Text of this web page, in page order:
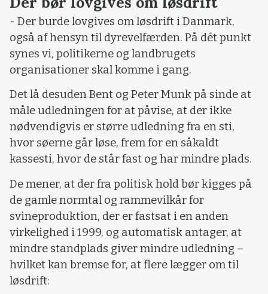
- Der burde lovgives om løsdrift i Danmark,
også af hensyn til dyrevelfærden. På dét punkt
synes vi, politikerne og landbrugets
organisationer skal komme i gang.
Det lå desuden Bent og Peter Munk på sinde at
måle udledningen for at påvise, at der ikke
nødvendigvis er større udledning fra en sti,
hvor søerne går løse, frem for en såkaldt
kassesti, hvor de står fast og har mindre plads.
De mener, at der fra politisk hold bør kigges på
de gamle normtal og rammevilkår for
svineproduktion, der er fastsat i en anden
virkelighed i 1999, og automatisk antager, at
mindre standplads giver mindre udledning –
hvilket kan bremse for, at flere lægger om til
løsdrift: